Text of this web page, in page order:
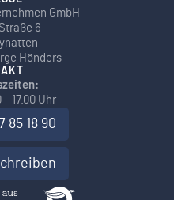
GmbH
6
Hönders
– 17.00 Uhr
85 18 90